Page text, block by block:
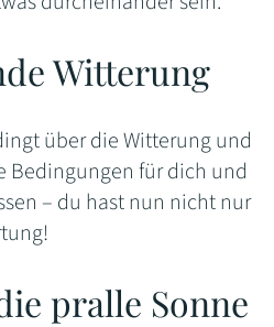
Witterung
über die Witterung und
Bedingungen für dich und
– du hast nun nicht nur
pralle Sonne